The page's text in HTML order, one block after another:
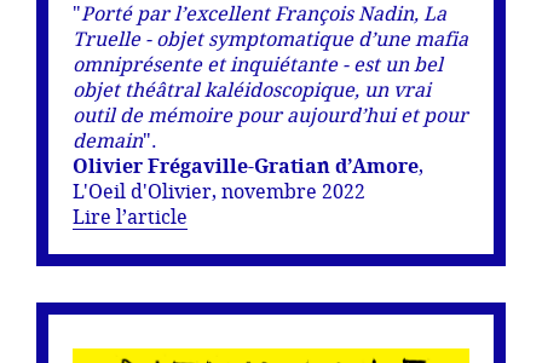
"Porté par l’excellent François Nadin, La
Truelle - objet symptomatique d’une mafia
omniprésente et inquiétante - est un bel
objet théâtral kaléidoscopique, un vrai
outil de mémoire pour aujourd’hui et pour
demain".
Olivier Frégaville-Gratian d’Amore,
L'Oeil d'Olivier, novembre 2022
Lire l’article